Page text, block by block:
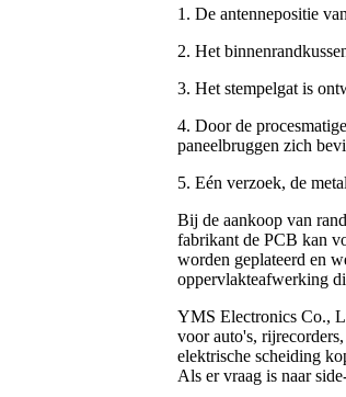
1. De antennepositie
2. Het
3. Het stempelgat is
4. Door de
paneelbruggen zich
5. Eén verzoek, de
Bij de aankoop van
fabrikant de PCB kan
worden geplateerd en
oppervlakteafwerking
YMS Electronics Co.,
voor auto's,
elektrische scheiding
Als er vraag is naar